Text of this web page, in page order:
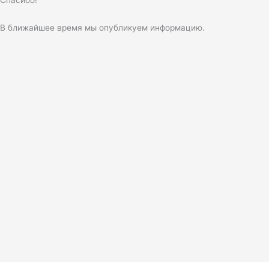
В ближайшее время мы опубликуем информацию.